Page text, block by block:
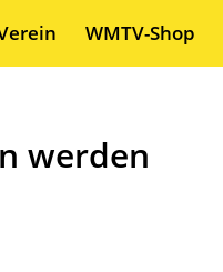
WMTV-Shop
werden